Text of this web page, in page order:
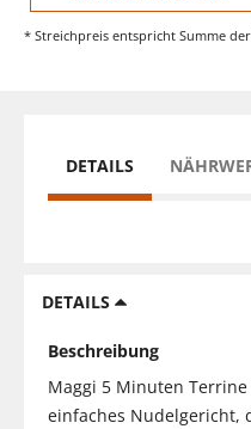
* Streichpreis entspricht Summe
DETAILS
DETAILS
Beschreibung
Maggi 5 Minuten
einfaches Nudelgericht,